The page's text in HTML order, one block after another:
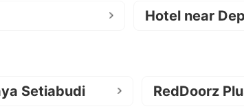
Hotel near
Setiabudi RedDoorz